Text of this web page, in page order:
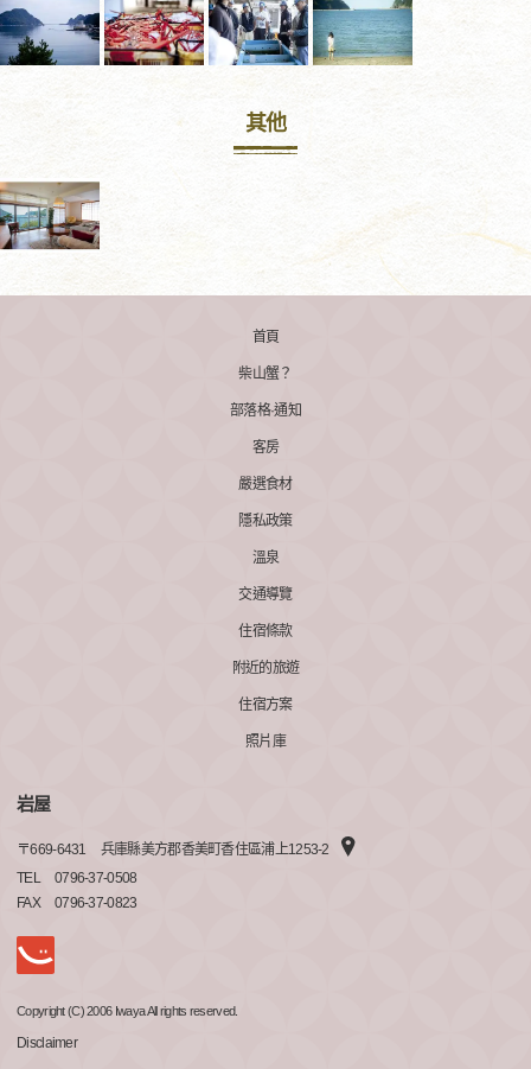
其他
首頁
柴山蟹？
部落格·通知
客房
嚴選食材
隱私政策
溫泉
交通導覽
住宿條款
附近的旅遊
住宿方案
照片庫
岩屋
〒669-6431
兵庫縣美方郡香美町香住區浦上1253-2
TEL
0796-37-0508
FAX
0796-37-0823
Copyright (C) 2006 Iwaya All rights reserved.
Disclaimer